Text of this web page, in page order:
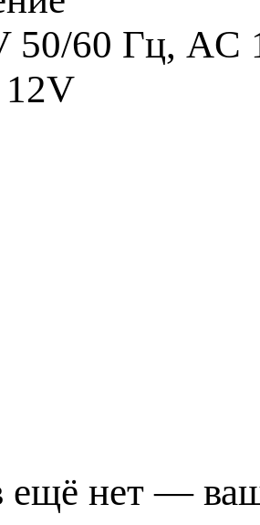
50/60 Гц, AC
ещё нет —